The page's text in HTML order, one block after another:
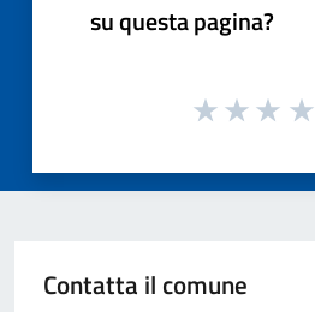
su questa pagina?
Contatta il comune